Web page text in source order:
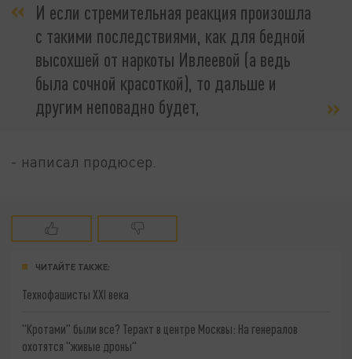
И если стремительная реакция произошла
с такими последствиями, как для бедной
высохшей от наркоты Ивлеевой (а ведь
была сочной красоткой), то дальше и
другим неповадно будет,
- написал продюсер.
ЧИТАЙТЕ ТАКЖЕ:
Технофашисты XXI века
"Кротами" были все? Теракт в центре Москвы: На генералов
охотятся "живые дроны"